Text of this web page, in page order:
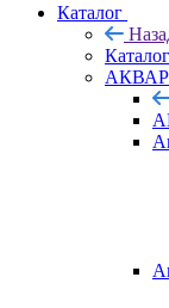
Каталог
Каталог